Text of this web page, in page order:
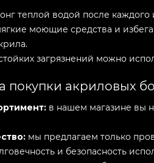
теплой водой после каждого
моющие средства и
загрязнений можно
покупки акриловых
в нашем магазине вы
мы предлагаем только
и безопасность